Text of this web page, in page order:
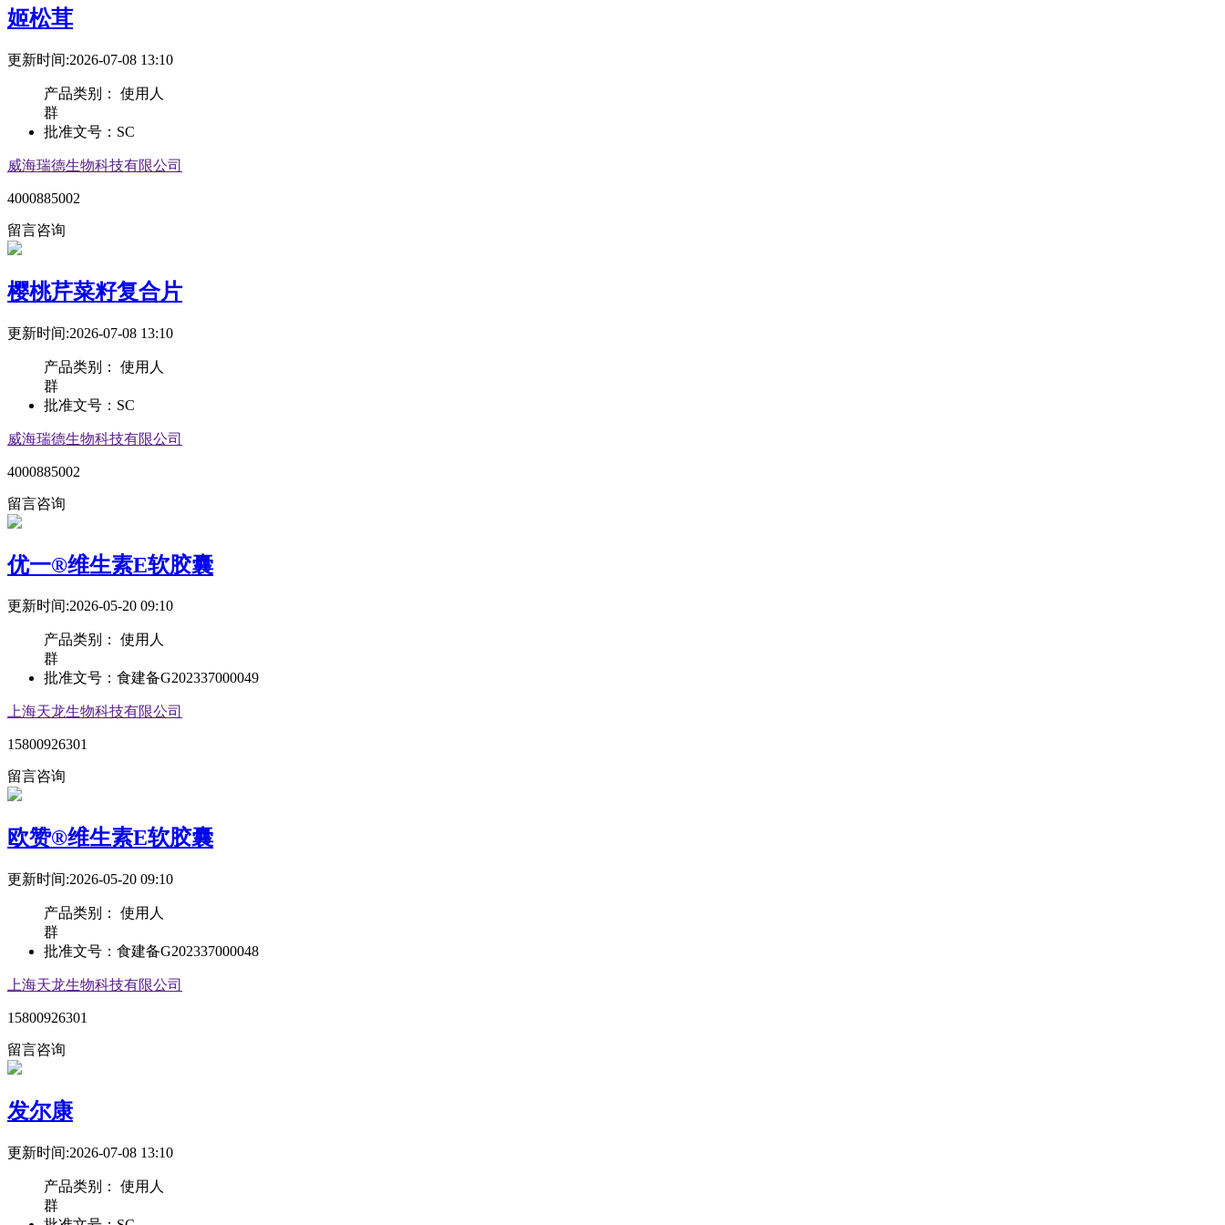
姬松茸
更新时间:2026-07-08 13:10
产品类别： 使用人
群
批准文号： SC
威海瑞德生物科技有限公司
4000885002
留言咨询
樱桃芹菜籽复合片
更新时间:2026-07-08 13:10
产品类别： 使用人
群
批准文号： SC
威海瑞德生物科技有限公司
4000885002
留言咨询
优一®维生素E软胶囊
更新时间:2026-05-20 09:10
产品类别： 使用人
群
批准文号： 食建备G202337000049
上海天龙生物科技有限公司
15800926301
留言咨询
欧赞®维生素E软胶囊
更新时间:2026-05-20 09:10
产品类别： 使用人
群
批准文号： 食建备G202337000048
上海天龙生物科技有限公司
15800926301
留言咨询
发尔康
更新时间:2026-07-08 13:10
产品类别： 使用人
群